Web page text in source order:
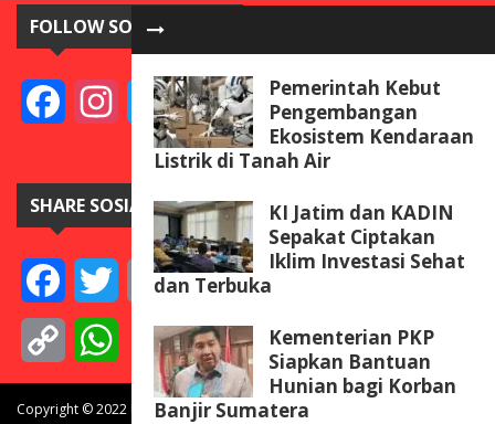
Pemerintah Kebut
Pengembangan
Ekosistem Kendaraan
Listrik di Tanah Air
KI Jatim dan KADIN
Sepakat Ciptakan
Iklim Investasi Sehat
dan Terbuka
Kementerian PKP
Siapkan Bantuan
Hunian bagi Korban
Banjir Sumatera
FOLLOW SOSIAL MEDIA
FacebookInstagramTwitterYouTube
SHARE SOSIAL MEDIA
FacebookTwitterEmail Telegram
Copy
Link
WhatsApp
Copyright © 2022 BISNISdanINVEST.com. All rights reserved.